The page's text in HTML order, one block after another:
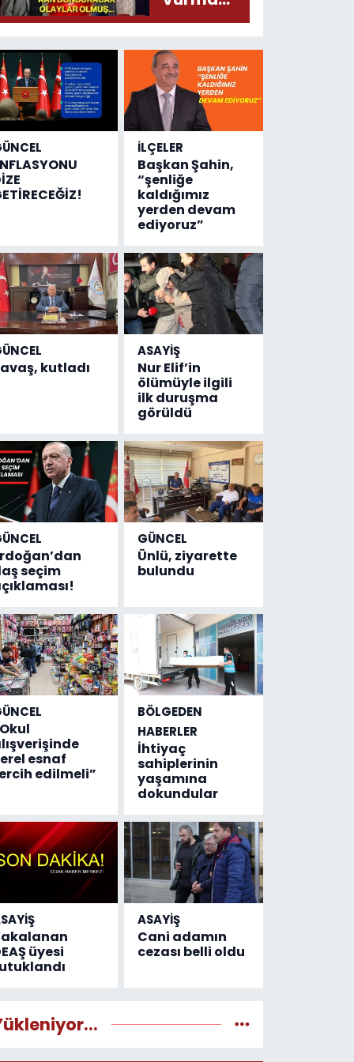
olayında
geldi...
Meğer, kan
donduracak
olaylar
olmuş...
İLÇELER
Başkan Şahin,
“şenliğe
kaldığımız
yerden devam
ediyoruz”
kutladı
ASAYİŞ
Nur Elif’in
ölümüyle ilgili
ilk duruşma
görüldü
seçim
GÜNCEL
Ünlü, ziyarette
bulundu
esnaf
edilmeli”
BÖLGEDEN
HABERLER
İhtiyaç
sahiplerinin
yaşamına
dokundular
üyesi
ASAYİŞ
Cani adamın
cezası belli oldu